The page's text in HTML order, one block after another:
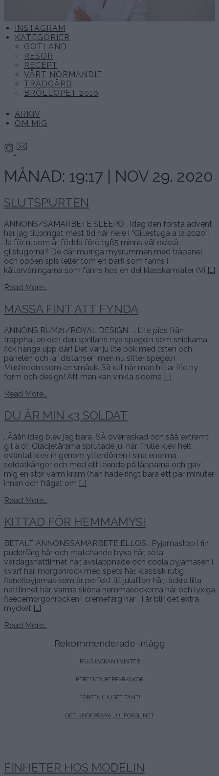
INSTAGRAM
KATEGORIER
GOTLAND
RESOR
RECEPT
VÅRT NORMANDIE
TRÄDGÅRD
BRÖLLOPET 2010
ARKIV
OM MIG
MÅNAD: 19:17 | NOV 29. 2020
SLUTSPURTEN
ANNONS/SAMARBETE SLEEPO . Idag den första advent
har jag tillbringat mest tid här nere i ”Gillestuga a la 2020”!
Ja för ni som är födda före 1985 minns väl också
gilstugorna? De där murriga mysrummen med träpanel
och öppen spis (eller tom en bar!) som fanns i
källarvåningarna som fanns hos en del klasskamrater (Vi […]
Read More…
MASSA FINT ATT FYNDA
ANNONS RUM21/ROYAL DESIGN . Lite pics från
trapphallen och den sprillans nya spegeln som snickarna
fick hänga upp där! Det var ju lite bök med listen och
panelen och ja ”distanser” men nu sitter spegeln
Mushroom som en smäck. Så kul när man hittar lite ny
form och design! Att man kan vinkla sidorna […]
Read More…
DU ÄR MIN <3 SOLDAT
. Åååh idag blev jag bara SÅ överraskad och såå extremt
g l a d!! Glädjetårarna sprutade ju när Trulle klev helt
oväntat klev in genom ytterdörren i sina enorma
soldatkängor och med ett leende på läpparna och gav
mig en stor varm kram (han hade ringt bara ett par minuter
innan och frågat om […]
Read More…
KITTAD FÖR HEMMAMYS!
BETALT ANNONSSAMARBETE ELLOS . Pyjamastop i fin
puderfärg här och matchande byxa här, söta
vardagsnattlinnet här, avslappnade och coola pyjamasen i
svart här, morgonrock med spets här, klassisk rutig
flanellpyjamas som är perfekt till julafton här, läckra lilla
nattlinnet här, varma sköna hemmasockorna här och lyxiga
fleecemorgonrocken i cremefärg här I år blir det extra
mycket […]
Read More…
Rekommenderade inlägg
PÄLSJACKAN I VINTER
PERFEKTA PEPPARKAKOR
FÖRSTA LJUSET TÄNT!
DET UNDERBARA JULPORSLINET
FINHETER HOS MODELIN